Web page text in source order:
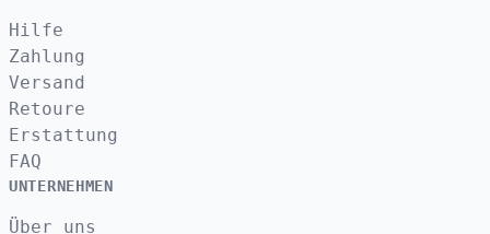
Hilfe
Zahlung
Versand
Retoure
Erstattung
FAQ
UNTERNEHMEN
Über uns